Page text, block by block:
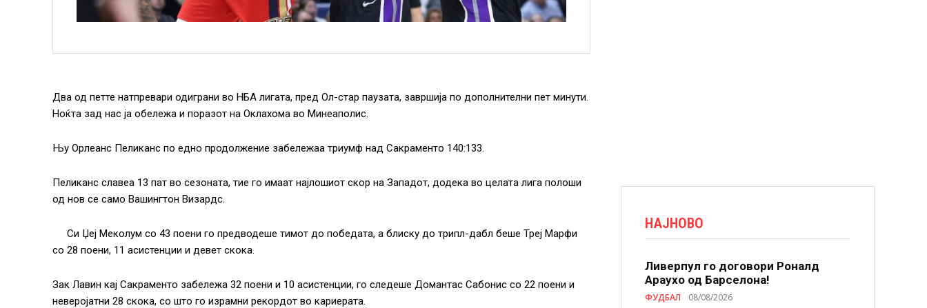
Два од петте натпревари одиграни во НБА лигата, пред Ол-стар паузата, завршија по дополнителни пет минути.
Ноќта зад нас ја обележа и поразот на Оклахома во Минеаполис.
Њу Орлеанс Пеликанс по едно продолжение забележаа триумф над Сакраменто 140:133.
Пеликанс славеа 13 пат во сезоната, тие го имаат најлошиот скор на Западот, додека во целата лига полоши
од нов се само Вашингтон Визардс.
Си Џеј Меколум со 43 поени го предводеше тимот до победата, а блиску до трипл-дабл беше Треј Марфи
со 28 поени, 11 асистенции и девет скока.
Зак Лавин кај Сакраменто забележа 32 поени и 10 асистенции, го следеше Домантас Сабонис со 22 поени и
неверојатни 28 скока, со што го израмни рекордот во кариерата.
НАЈНОВО
Ливерпул го договори Роналд
Араухо од Барселона!
ФУДБАЛ 08/08/2026